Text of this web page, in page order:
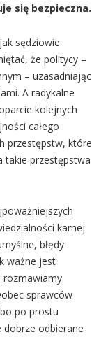
się bezpieczna.
sędziowie
że politycy –
– uzasadniając
A radykalne
kolejnych
całego
przestępstw, które
takie przestępstwa
karnej
błędy
ważne jest
sprawców
po prostu
dobrze odbierane